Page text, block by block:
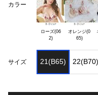
カラー
ローズ(06
オレンジ(0
65)
サイズ 21(B65) 22(B70)